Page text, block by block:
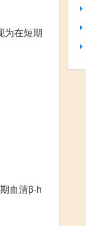
为在短期
血清β-h